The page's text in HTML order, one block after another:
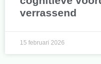
verrassend
15 februari 2026